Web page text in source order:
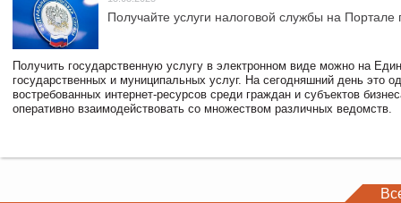
Получайте услуги налоговой службы на Портале
Получить государственную услугу в электронном виде можно на
государственных и муниципальных услуг. На сегодняшний день это
востребованных интернет-ресурсов среди граждан и субъектов
оперативно взаимодействовать со множеством различных ведомств.